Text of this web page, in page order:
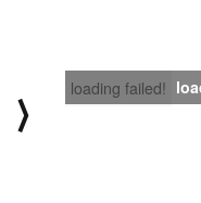
loading failed!
⟩